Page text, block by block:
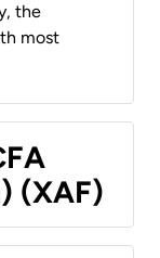
the
most
(XAF)